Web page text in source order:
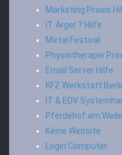
Marketing Praxis
IT Ärger ? Hilfe
Metal Festival
Physiotherapie
Email Server Hilfe
KFZ Werkstatt
IT & EDV
Pferdehof am
Keine Website
Login Computer